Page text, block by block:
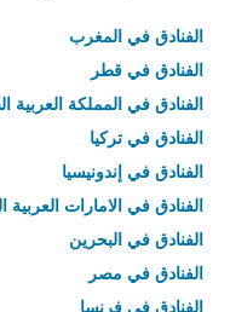
الفنادق في المغرب
الفنادق في قطر
الفنادق في المملكة العربية
الفنادق في تركيا
الفنادق في إندونيسيا
الفنادق في الامارات العربية
الفنادق في البحرين
الفنادق في مصر
الفنادق في فرنسا